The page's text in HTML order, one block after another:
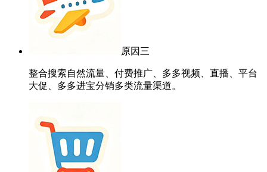
原因三
整合搜索自然流量、付费推广、多多视频、直播、平台
大促、多多进宝分销多类流量渠道。